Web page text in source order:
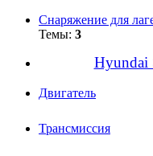
Снаряжение для
Темы: 3
Hyundai
Двигатель
Трансмиссия